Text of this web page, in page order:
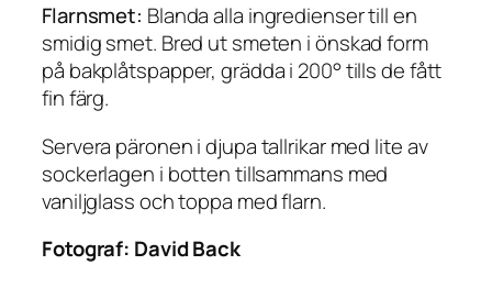
Flarnsmet: Blanda alla ingredienser till en
smidig smet. Bred ut smeten i önskad form
på bakplåtspapper, grädda i 200° tills de fått
fin färg.
Servera päronen i djupa tallrikar med lite av
sockerlagen i botten tillsammans med
vaniljglass och toppa med flarn.
Fotograf: David Back